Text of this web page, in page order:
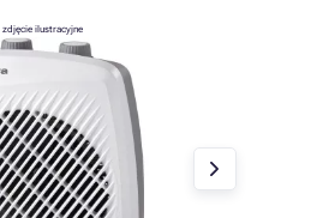
zdjęcie ilustracyjne